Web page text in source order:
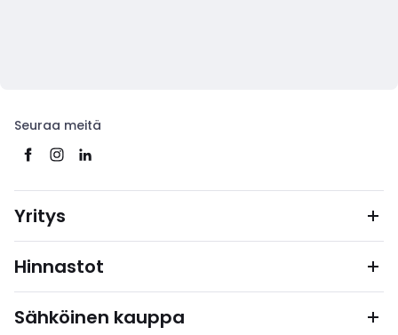
Seuraa meitä
Yritys
Hinnastot
Sähköinen kauppa